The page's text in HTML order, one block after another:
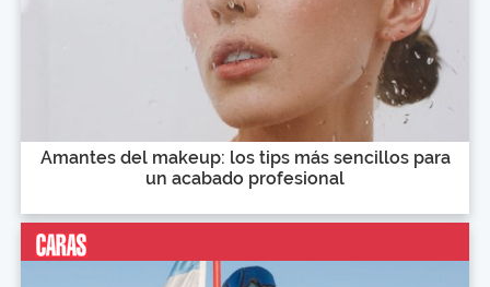
Amantes del makeup: los tips más sencillos para
un acabado profesional